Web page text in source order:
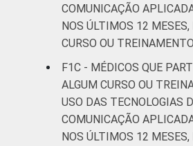
De
COMUNICAÇÃO
NOS ÚLTIMOS 12
CURSO OU
F1C - MÉDICOS QUE
ALGUM CURSO OU
USO DAS TECNOLOGIAS
COMUNICAÇÃO
NOS ÚLTIMOS 12 MESES,